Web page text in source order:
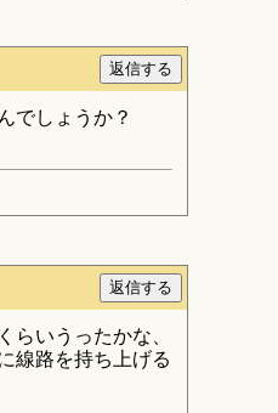
でしょうか？
いうったかな、
線路を持ち上げる